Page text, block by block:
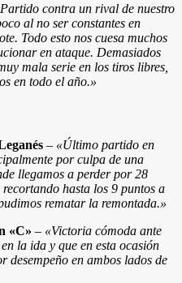
contra un rival de nuestro
al no ser constantes en
Todo esto nos cuesa muchos
en ataque. Demasiados
mala serie en los tiros libres,
en todo el año.»
– «Último partido en
por culpa de una
llegamos a perder por 28
hasta los 9 puntos a
rematar la remontada.»
«C» – «Victoria cómoda ante
la ida y que en esta ocasión
desempeño en ambos lados de